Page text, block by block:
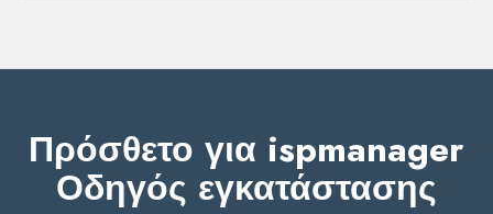
Πρόσθετο για ispmanager
Οδηγός εγκατάστασης